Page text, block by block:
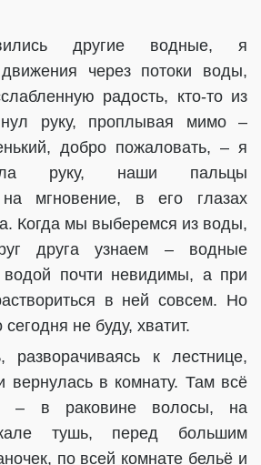
другие водные, я
через потоки воды,
радость, кто-то из
руку, проплывая мимо –
добро пожаловать, – я
руку, наши пальцы
на мгновение, в его глазах
Когда мы выберемся из воды,
друга узнаем – водные
почти невидимы, а при
в ней совсем. Но
сегодня не буду, хватит.
разворачиваясь к лестнице,
в комнату. Там всё
– в раковине волосы, на
тушь, перед большим
по всей комнате бельё и